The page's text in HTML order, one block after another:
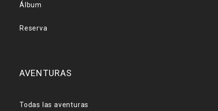
Álbum
Reserva
AVENTURAS
Todas las aventuras